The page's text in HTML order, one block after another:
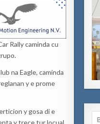
Rally caminda cu
na Eagle, caminda
y e prome
y gosa di e
y trece tur locual